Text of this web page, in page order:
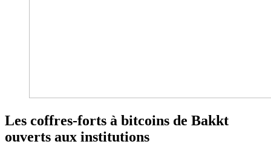
Les coffres-forts à bitcoins de Bakkt
ouverts aux institutions